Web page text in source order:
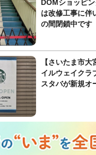
DOMショッピ
は改修工事に伴
の間閉鎖中です
【さいたま市
イルウェイクラ
スタバが新規オ